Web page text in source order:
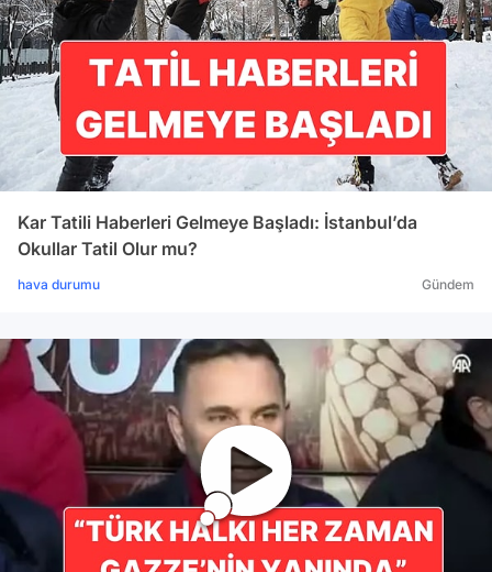
Kar Tatili Haberleri Gelmeye Başladı: İstanbul’da
Okullar Tatil Olur mu?
hava durumu Gündem